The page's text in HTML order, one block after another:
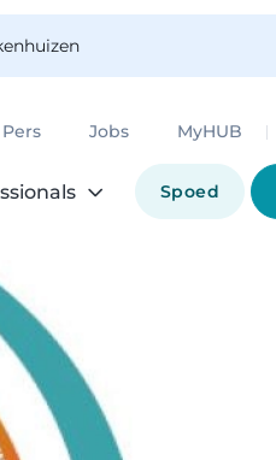
Pers Jobs MyHUB
Spoed